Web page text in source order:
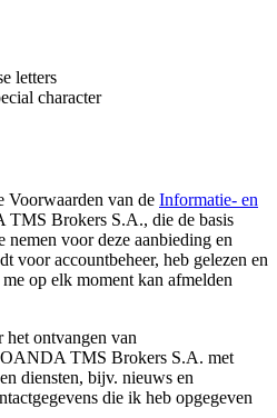
letters
character
Voorwaarden van de Informatie- en
Brokers S.A., die de basis
voor deze aanbieding en
voor accountbeheer, heb gelezen en
op elk moment kan afmelden
ontvangen van
TMS Brokers S.A. met
diensten, bijv. nieuws en
die ik heb opgegeven